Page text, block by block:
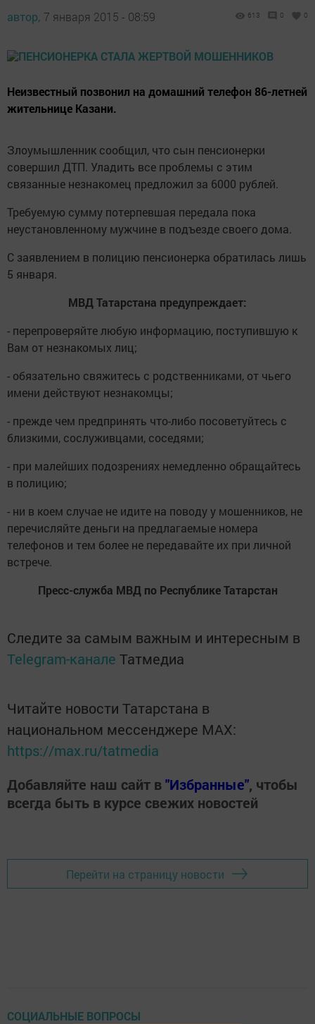
автор, 7 января 2015 - 08:59 613 0 0
Неизвестный позвонил на домашний телефон 86-летней
жительнице Казани.
Злоумышленник сообщил, что сын пенсионерки
совершил ДТП. Уладить все проблемы с этим
связанные незнакомец предложил за 6000 рублей.
Требуемую сумму потерпевшая передала пока
неустановленному мужчине в подъезде своего дома.
С заявлением в полицию пенсионерка обратилась лишь
5 января.
МВД Татарстана предупреждает:
- перепроверяйте любую информацию, поступившую к
Вам от незнакомых лиц;
- обязательно свяжитесь с родственниками, от чьего
имени действуют незнакомцы;
- прежде чем предпринять что-либо посоветуйтесь с
близкими, сослуживцами, соседями;
- при малейших подозрениях немедленно обращайтесь
в полицию;
- ни в коем случае не идите на поводу у мошенников, не
перечисляйте деньги на предлагаемые номера
телефонов и тем более не передавайте их при личной
встрече.
Пресс-служба МВД по Республике Татарстан
Следите за самым важным и интересным в
Telegram-канале Татмедиа
Читайте новости Татарстана в
национальном мессенджере MАХ:
https://max.ru/tatmedia
Добавляйте наш сайт в"Избранные", чтобы
всегда быть в курсе свежих новостей
Перейти на страницу новости
СОЦИАЛЬНЫЕ ВОПРОСЫ